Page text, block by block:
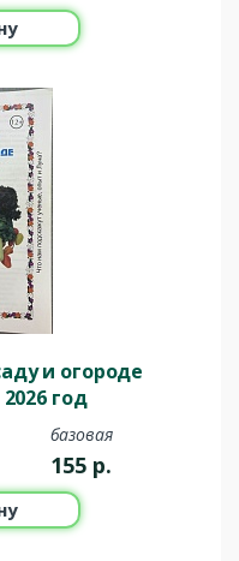
и огороде
год
базовая
155 р.